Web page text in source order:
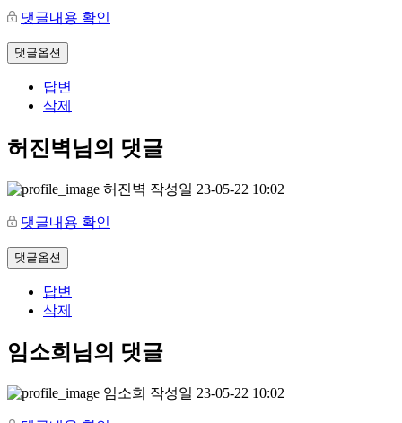
댓글내용 확인
댓글옵션
답변
삭제
허진벽님의 댓글
허진벽 작성일 23-05-22 10:02
댓글내용 확인
댓글옵션
답변
삭제
임소희님의 댓글
임소희 작성일 23-05-22 10:02